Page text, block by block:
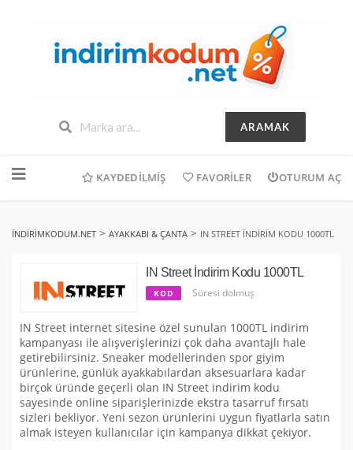
ARAMAK
geç
KAYDEDILMIŞ FAVORILER OTURUM AÇ
INDIRIMKODUM.NET > AYAKKABI & ÇANTA > IN STREET İNDIRIM KODU 1000TL
IN Street İndirim Kodu 1000TL
KOD Süresi dolmuş
IN Street internet sitesine özel sunulan 1000TL indirim
kampanyası ile alışverişlerinizi çok daha avantajlı hale
getirebilirsiniz. Sneaker modellerinden spor giyim
ürünlerine, günlük ayakkabılardan aksesuarlara kadar
birçok üründe geçerli olan IN Street indirim kodu
sayesinde online siparişlerinizde ekstra tasarruf fırsatı
sizleri bekliyor. Yeni sezon ürünlerini uygun fiyatlarla satın
almak isteyen kullanıcılar için kampanya dikkat çekiyor.